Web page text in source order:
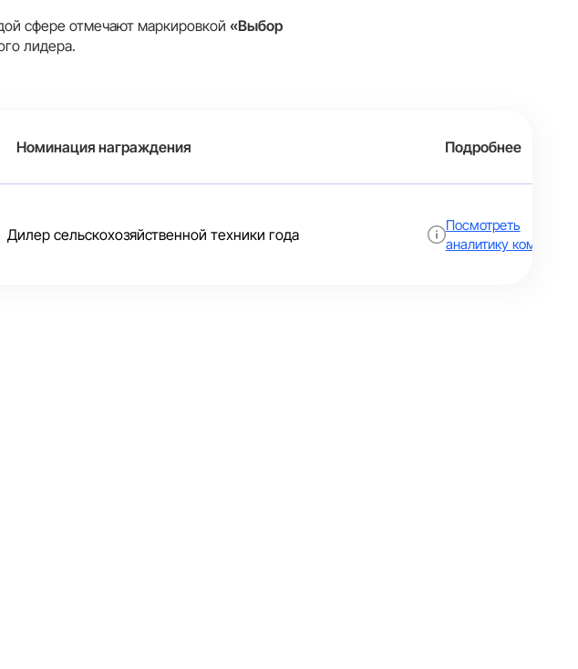
сфере отмечают маркировкой«Выбор
лидера.
Номинация награждения Подробнее
Дилер сельскохозяйственной техники года
Посмотреть
аналитику компании